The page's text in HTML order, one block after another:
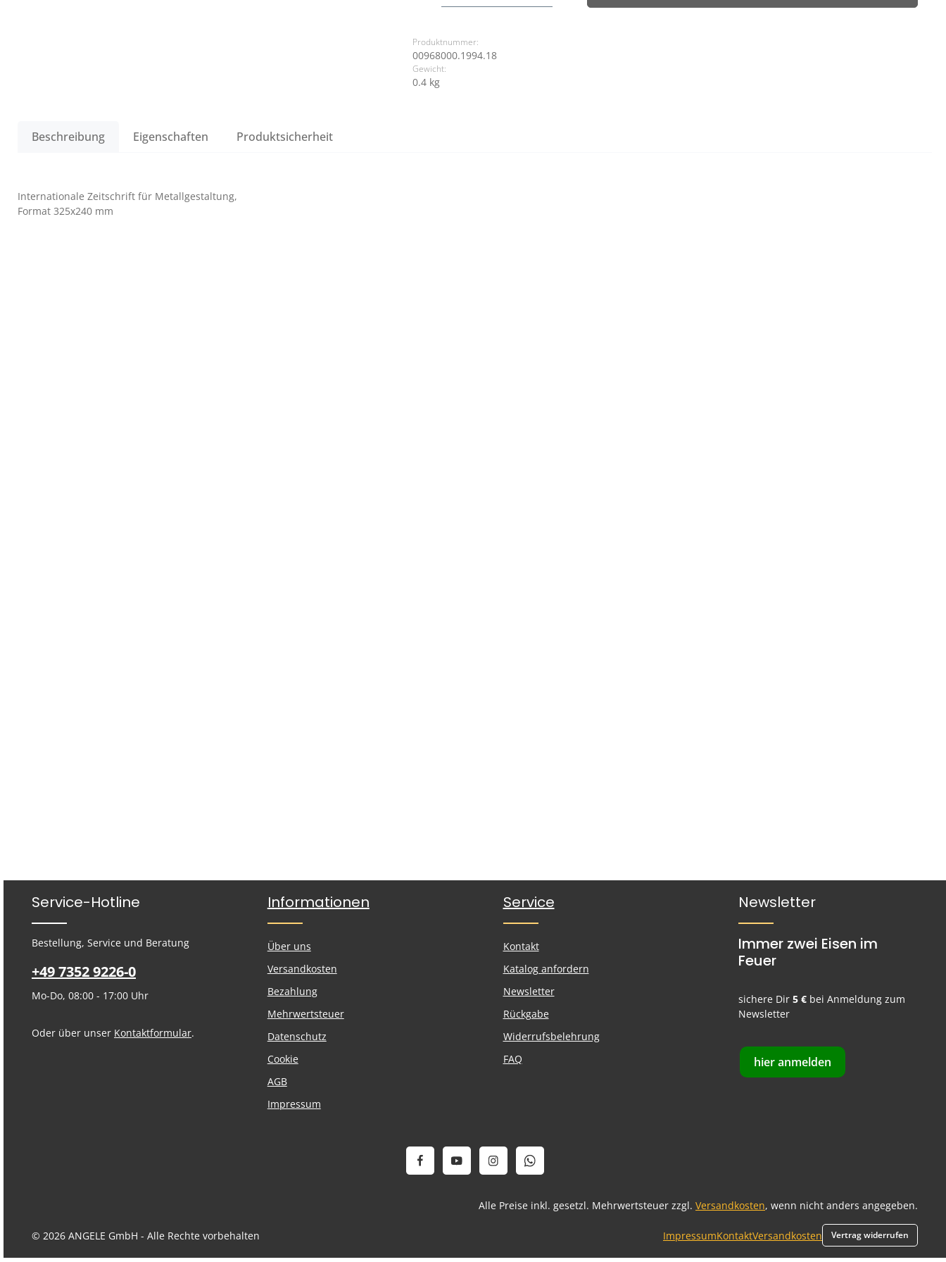
Produktnummer:
00968000.1994.18
Gewicht:
0.4 kg
Beschreibung Eigenschaften Produktsicherheit
Internationale Zeitschrift für Metallgestaltung,
Format 325x240 mm
Service-Hotline
Bestellung, Service und Beratung
+49 7352 9226-0
Mo-Do, 08:00 - 17:00 Uhr
Oder über unser Kontaktformular.
Informationen
Über uns
Versandkosten
Bezahlung
Mehrwertsteuer
Datenschutz
Cookie
AGB
Impressum
Service
Kontakt
Katalog anfordern
Newsletter
Rückgabe
Widerrufsbelehrung
FAQ
Newsletter
Immer zwei Eisen im
Feuer
sichere Dir5 € bei Anmeldung zum
Newsletter
hier anmelden
Alle Preise inkl. gesetzl. Mehrwertsteuer zzgl. Versandkosten, wenn nicht anders angegeben.
© 2026 ANGELE GmbH - Alle Rechte vorbehalten ImpressumKontaktVersandkosten Vertrag widerrufen